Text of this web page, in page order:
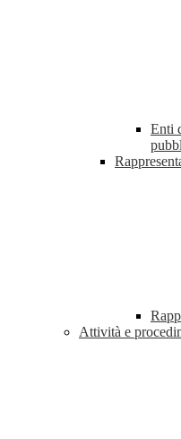
Enti
Attività e